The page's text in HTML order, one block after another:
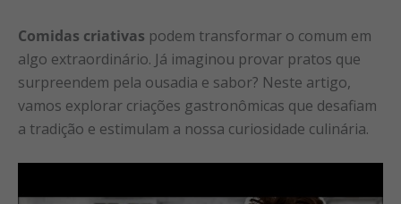
Comidas criativas podem transformar o comum em
algo extraordinário. Já imaginou provar pratos que
surpreendem pela ousadia e sabor? Neste artigo,
vamos explorar criações gastronômicas que desafiam
a tradição e estimulam a nossa curiosidade culinária.